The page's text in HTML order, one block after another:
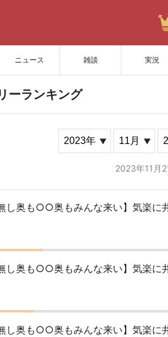
ニュース 雑談 実況
サイトを
ーランキング
2023年11月
無し奥も○○奥もみんな来い】気楽に
無し奥も○○奥もみんな来い】気楽に
無し奥も○○奥もみんな来い】気楽に